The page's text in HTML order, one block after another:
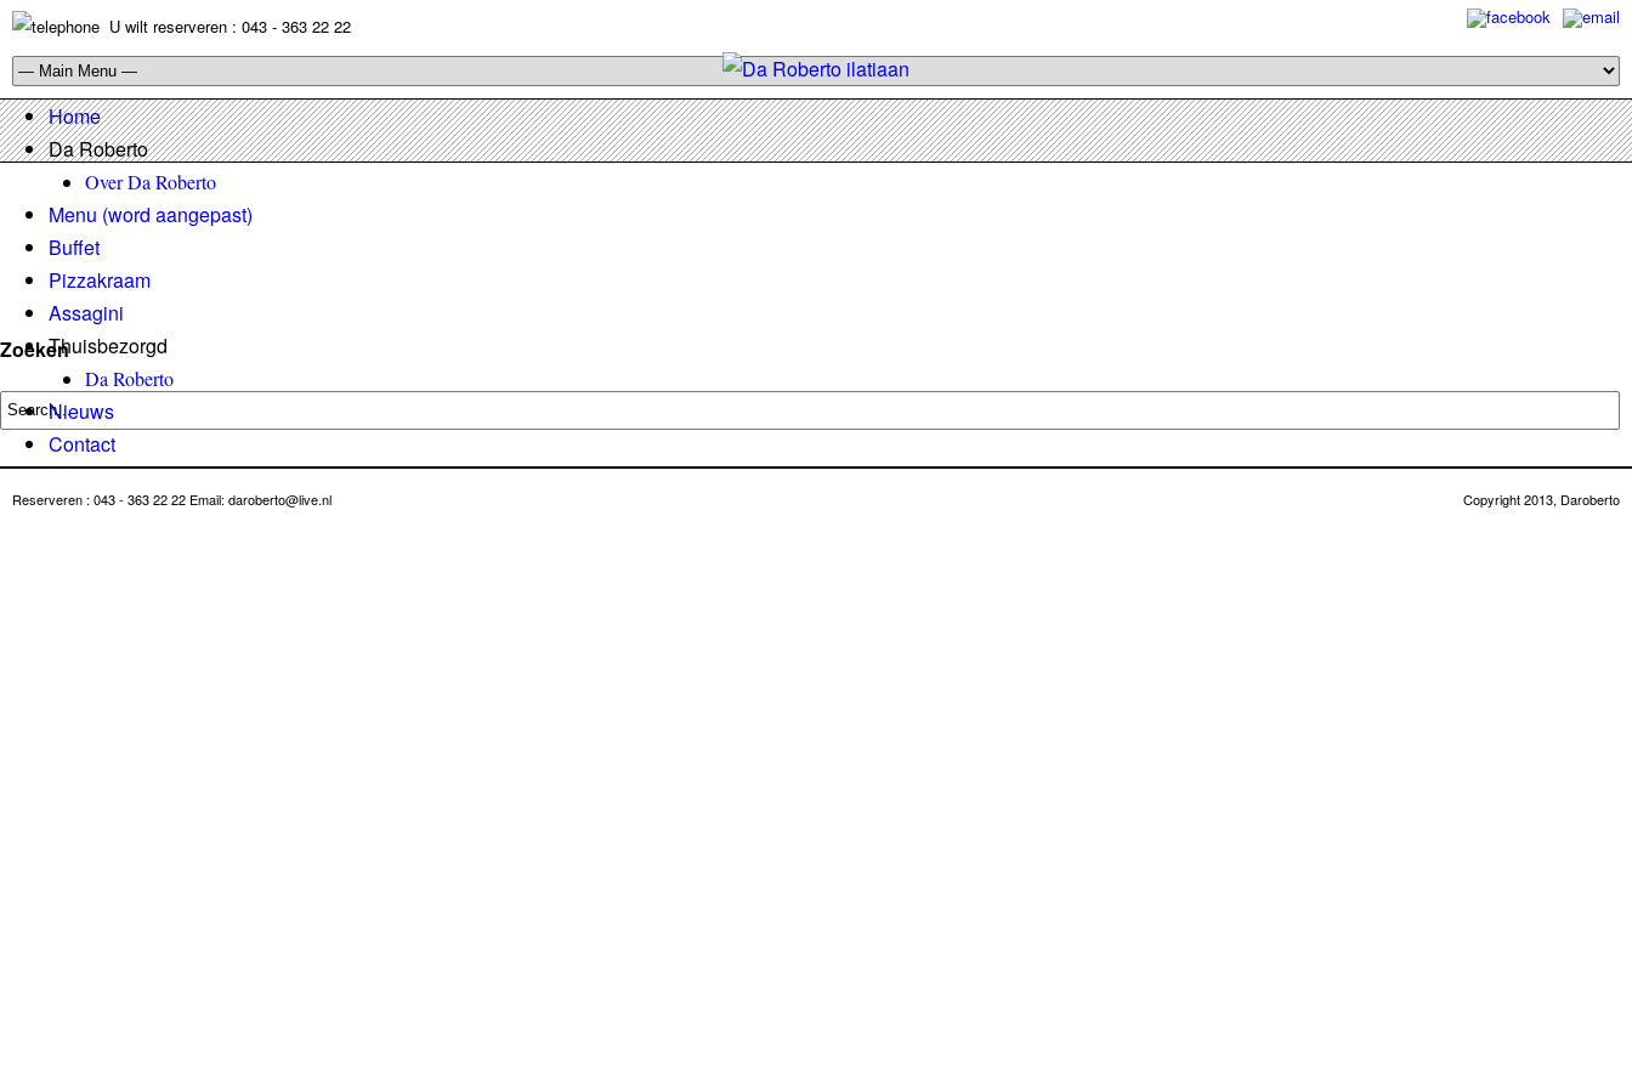
U wilt reserveren : 043 - 363 22 22
Home
Da Roberto
Over Da Roberto
Menu (word aangepast)
Buffet
Pizzakraam
Assagini
Thuisbezorgd
Da Roberto
Nieuws
Contact
Zoeken
Reserveren : 043 - 363 22 22 Email: daroberto@live.nl Copyright 2013, Daroberto